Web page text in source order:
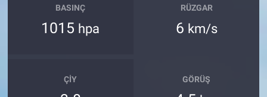
BASINÇ
1015 hpa
RÜZGAR
6 km/s
ÇIY GÖRÜŞ